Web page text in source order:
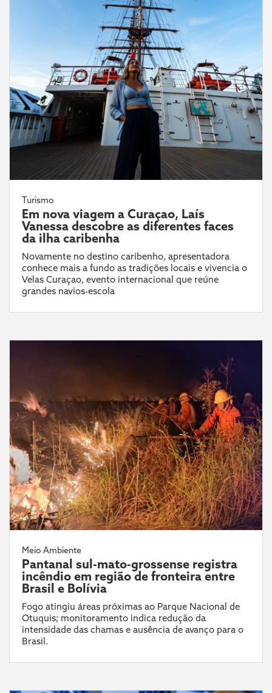
Turismo
Em nova viagem a Curaçao, Laís
Vanessa descobre as diferentes faces
da ilha caribenha
Novamente no destino caribenho, apresentadora
conhece mais a fundo as tradições locais e vivencia o
Velas Curaçao, evento internacional que reúne
grandes navios-escola
Meio Ambiente
Pantanal sul-mato-grossense registra
incêndio em região de fronteira entre
Brasil e Bolívia
Fogo atingiu áreas próximas ao Parque Nacional de
Otuquis; monitoramento indica redução da
intensidade das chamas e ausência de avanço para o
Brasil.